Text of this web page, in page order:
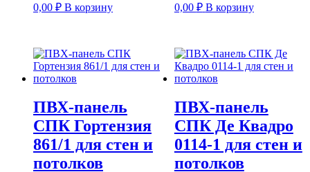
0,00 ₽ В корзину 0,00 ₽ В корзину
ПВХ-панель
СПК Гортензия
861/1 для стен и
потолков
ПВХ-панель
СПК Де Квадро
0114-1 для стен и
потолков